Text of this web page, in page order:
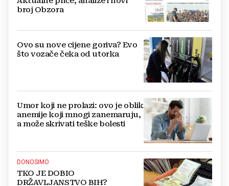
broj Obzora
Ovo su nove cijene goriva? Evo
što vozače čeka od utorka
Umor koji ne prolazi: ovo je oblik
anemije koji mnogi zanemaruju,
a može skrivati teške bolesti
DONOSIMO
TKO JE DOBIO
DRŽAVLJANSTVO BIH?